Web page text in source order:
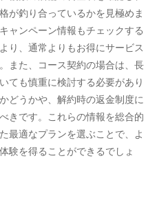
が釣り合っているかを見極めま
ャンペーン情報もチェックする
り、通常よりもお得にサービス
また、コース契約の場合は、長
ても慎重に検討する必要があり
どうかや、解約時の返金制度に
きです。これらの情報を総合的
最適なプランを選ぶことで、よ
験を得ることができるでしょ